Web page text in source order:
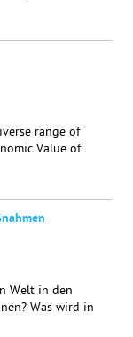
range of
Value of
Welt in den
Was wird in